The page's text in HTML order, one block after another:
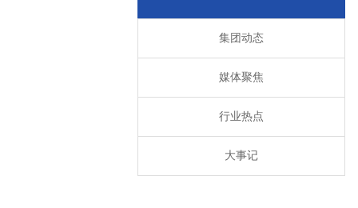
集团动态
媒体聚焦
行业热点
大事记